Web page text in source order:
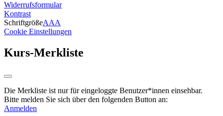
Widerrufsformular
Kontrast
SchriftgrößeAAA
Cookie Einstellungen
Kurs-Merkliste
Die Merkliste ist nur für eingeloggte Benutzer*innen einsehbar.
Bitte melden Sie sich über den folgenden Button an:
Anmelden